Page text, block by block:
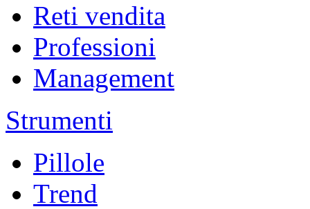
Reti vendita
Professioni
Management
Strumenti
Pillole
Trend